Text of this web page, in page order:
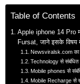
Table of Contents
Apple iphone 14 Pro
Fursat, जाने इसके विषय
Newsviralsk.com का
Technology से संबंधित
Mobile phones से
Mobile Recharge से